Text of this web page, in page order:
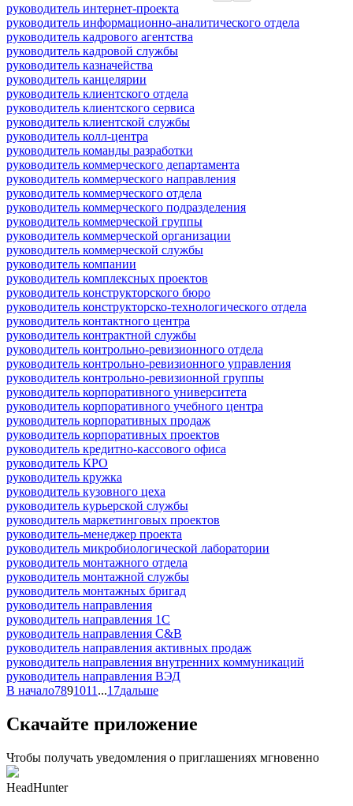
руководитель интернет-проекта
руководитель информационно-аналитического отдела
руководитель кадрового агентства
руководитель кадровой службы
руководитель казначейства
руководитель канцелярии
руководитель клиентского отдела
руководитель клиентского сервиса
руководитель клиентской службы
руководитель колл-центра
руководитель команды разработки
руководитель коммерческого департамента
руководитель коммерческого направления
руководитель коммерческого отдела
руководитель коммерческого подразделения
руководитель коммерческой группы
руководитель коммерческой организации
руководитель коммерческой службы
руководитель компании
руководитель комплексных проектов
руководитель конструкторского бюро
руководитель конструкторско-технологического отдела
руководитель контактного центра
руководитель контрактной службы
руководитель контрольно-ревизионного отдела
руководитель контрольно-ревизионного управления
руководитель контрольно-ревизионной группы
руководитель корпоративного университета
руководитель корпоративного учебного центра
руководитель корпоративных продаж
руководитель корпоративных проектов
руководитель кредитно-кассового офиса
руководитель КРО
руководитель кружка
руководитель кузовного цеха
руководитель курьерской службы
руководитель маркетинговых проектов
руководитель-менеджер проекта
руководитель микробиологической лаборатории
руководитель монтажного отдела
руководитель монтажной службы
руководитель монтажных бригад
руководитель направления
руководитель направления 1С
руководитель направления C&B
руководитель направления активных продаж
руководитель направления внутренних коммуникаций
руководитель направления ВЭД
В начало7891011 ...17дальше
Скачайте приложение
Чтобы получать уведомления о приглашениях мгновенно
HeadHunter